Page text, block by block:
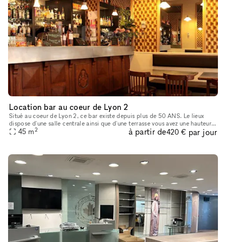
Location bar au coeur de Lyon 2
Situé au coeur de Lyon 2, ce bar existe depuis plus de 50 ANS. Le lieux
dispose d'une salle centrale ainsi que d'une terrasse vous avez une hauteur
de plafond de 3 mètres ainsi que des miroirs qui
45 m2 à partir de420 € par jour